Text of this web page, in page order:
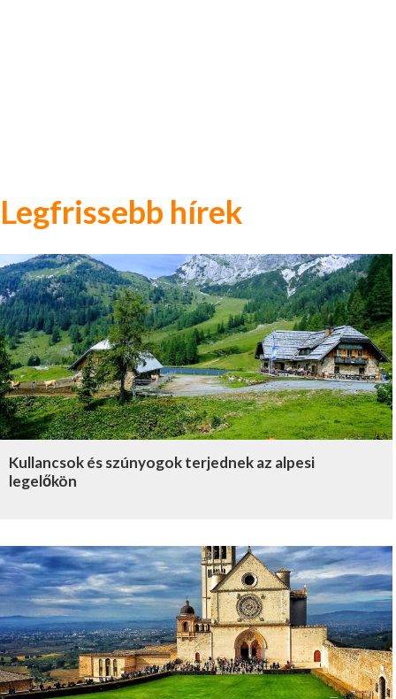
Legfrissebb hírek
Kullancsok és szúnyogok terjednek az alpesi
legelőkön